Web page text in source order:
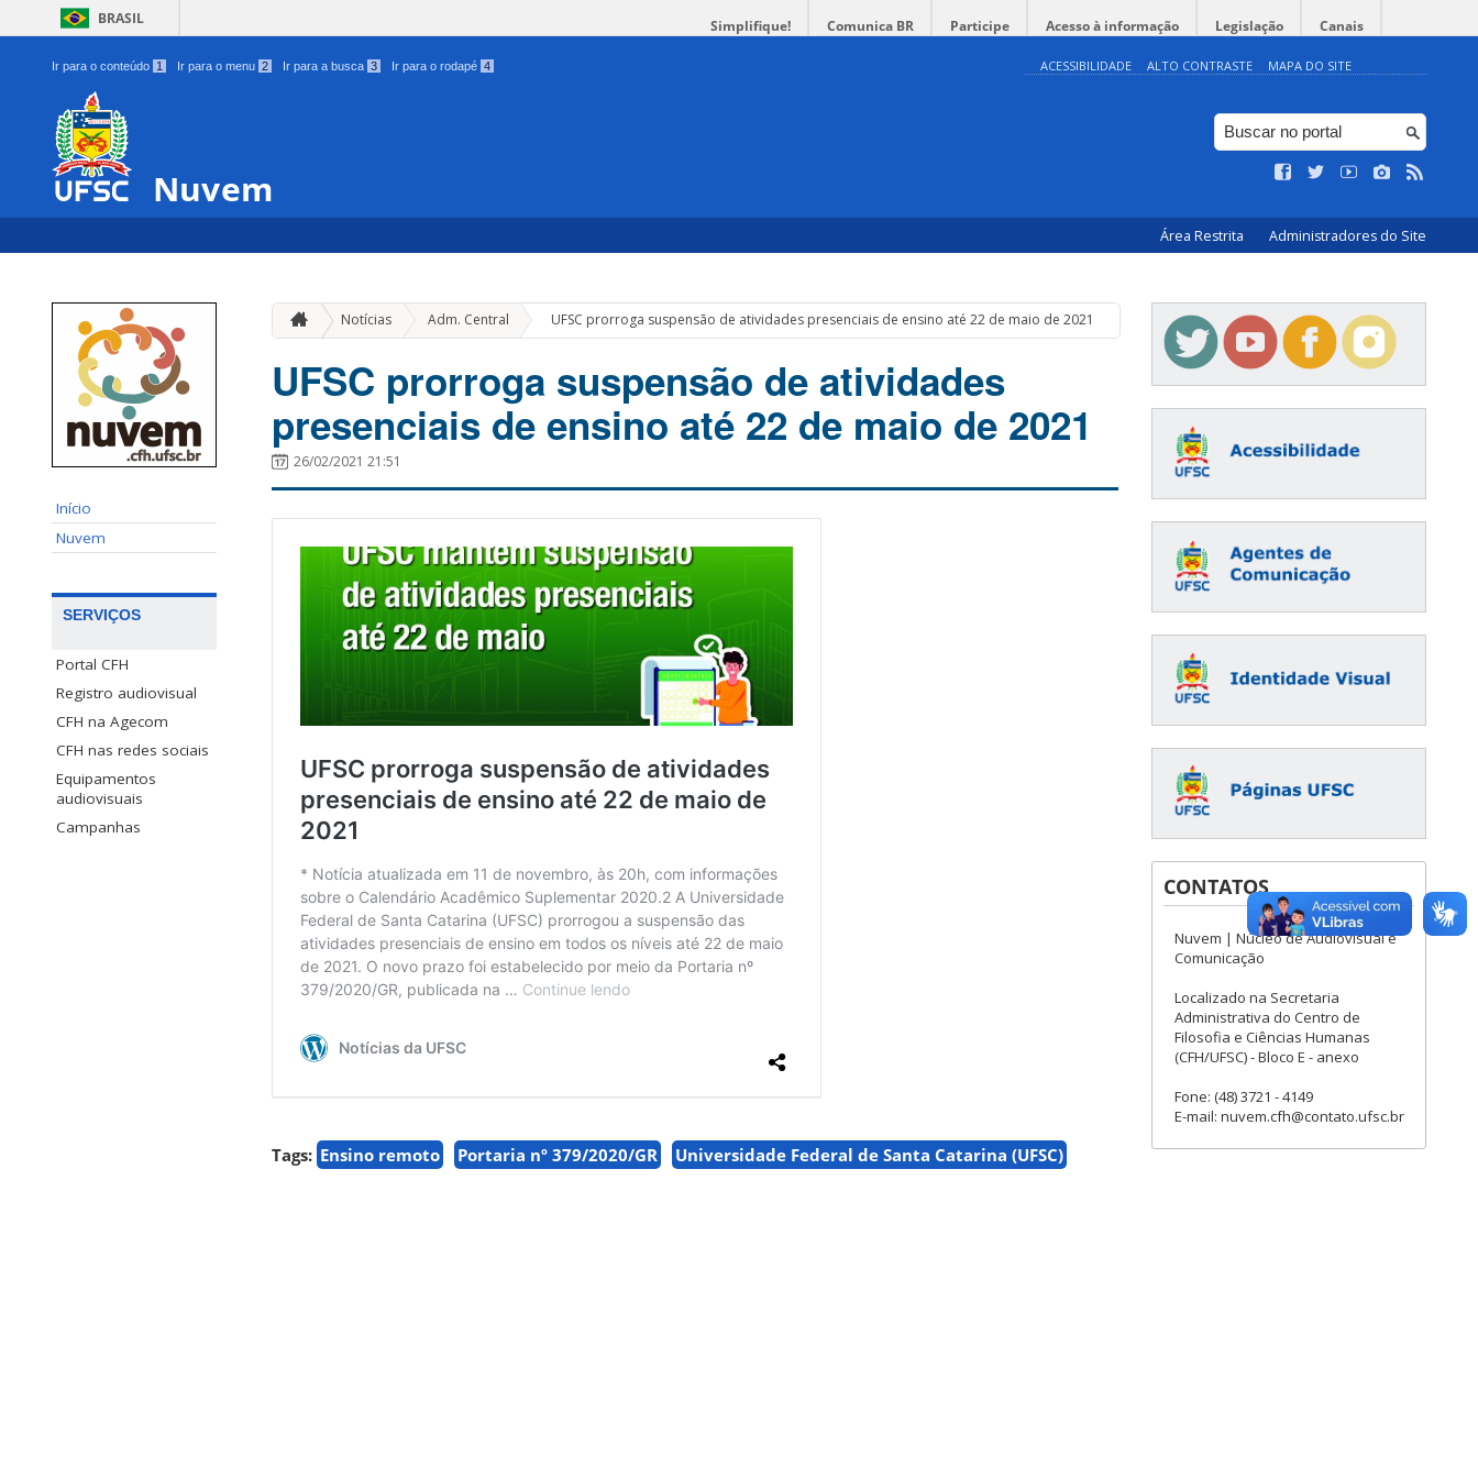
BRASIL Simplifique! Comunica BR Participe Acesso à informação Legislação Canais
Ir para o conteúdo 1 Ir para o menu 2 Ir para a busca 3 Ir para o rodapé 4 ACESSIBILIDADE ALTO CONTRASTE MAPA DO SITE
Nuvem
Área Restrita Administradores do Site
Início
Nuvem
SERVIÇOS
Portal CFH
Registro audiovisual
CFH na Agecom
CFH nas redes sociais
Equipamentos
audiovisuais
Campanhas
Notícias Adm. Central » UFSC prorroga suspensão de atividades presenciais de ensino até 22 de maio de 2021
UFSC prorroga suspensão de atividades
presenciais de ensino até 22 de maio de 2021
26/02/2021 21:51
Tags: Ensino remoto Portaria nº 379/2020/GR Universidade Federal de Santa Catarina (UFSC)
CONTATOS
Nuvem | Núcleo de Audiovisual e
Comunicação
Localizado na Secretaria
Administrativa do Centro de
Filosofia e Ciências Humanas
(CFH/UFSC) - Bloco E - anexo
Fone: (48) 3721 - 4149
E-mail: nuvem.cfh@contato.ufsc.br